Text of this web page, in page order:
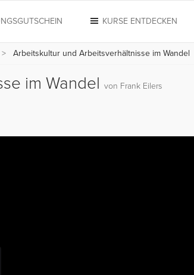
KURSE ENTDECKEN
Arbeitskultur und Arbeitsverhältnisse im Wandel
im Wandel von Frank Eilers